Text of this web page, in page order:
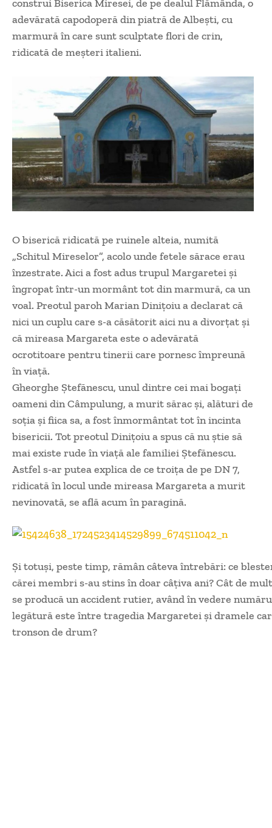
construi Biserica Miresei, de pe dealul Flămânda, o
adevărată capodoperă din piatră de Albeşti, cu
marmură în care sunt sculptate flori de crin,
ridicată de meşteri italieni.
O biserică ridicată pe ruinele alteia, numită
„Schitul Mireselor”, acolo unde fetele sărace erau
înzestrate. Aici a fost adus trupul Margaretei şi
îngropat într-un mormânt tot din marmură, ca un
voal. Preotul paroh Marian Diniţoiu a declarat că
nici un cuplu care s-a căsătorit aici nu a divorţat şi
că mireasa Margareta este o adevărată
ocrotitoare pentru tinerii care pornesc împreună
în viaţă.
Gheorghe Ştefănescu, unul dintre cei mai bogaţi
oameni din Câmpulung, a murit sărac şi, alături de
soţia şi fiica sa, a fost înmormântat tot în incinta
bisericii. Tot preotul Diniţoiu a spus că nu ştie să
mai existe rude în viaţă ale familiei Ştefănescu.
Astfel s-ar putea explica de ce troiţa de pe DN 7,
ridicată în locul unde mireasa Margareta a murit
nevinovată, se află acum în paragină.
Şi totuşi, peste timp, rămân câteva întrebări: ce
cărei membri s-au stins în doar câţiva ani? Cât de
se producă un accident rutier, având în vedere
legătură este între tragedia Margaretei şi dramele
tronson de drum?